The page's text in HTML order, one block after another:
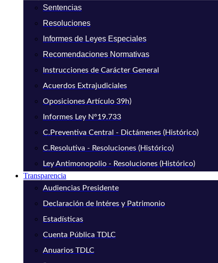
Sentencias
Resoluciones
Informes de Leyes Especiales
Recomendaciones Normativas
Instrucciones de Carácter General
Acuerdos Extrajudiciales
Oposiciones Artículo 39h)
Informes Ley N°19.733
C.Preventiva Central - Dictámenes (Histórico)
C.Resolutiva - Resoluciones (Histórico)
Ley Antimonopolio - Resoluciones (Histórico)
Transparencia
Audiencias Presidente
Declaración de Intéres y Patrimonio
Estadísticas
Cuenta Pública TDLC
Anuarios TDLC